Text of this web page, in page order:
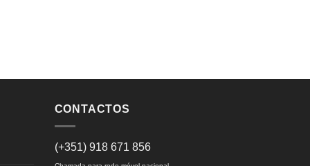
CONTACTOS
(+351) 918 671 856